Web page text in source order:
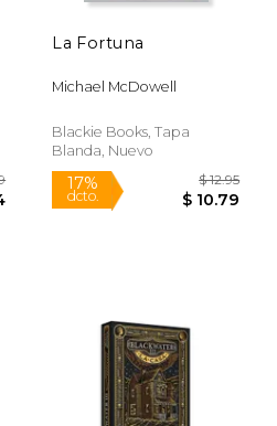
La Fortuna
Michael McDowell
Blackie Books, Tapa
Blanda, Nuevo